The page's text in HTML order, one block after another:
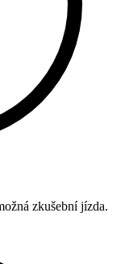
zkušební jízda.